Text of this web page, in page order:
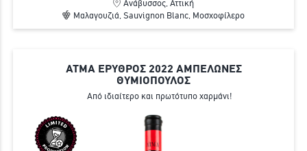
Ανάβυσσος, Αττική
Μαλαγουζιά, Sauvignon Blanc, Μοσχοφίλερο
ΑΤΜΑ ΕΡΥΘΡΟΣ 2022 ΑΜΠΕΛΩΝΕΣ
ΘΥΜΙΟΠΟΥΛΟΣ
Από ιδιαίτερο και πρωτότυπο χαρμάνι!